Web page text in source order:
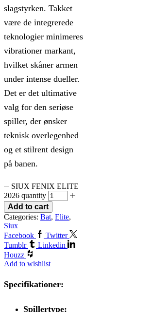
slagstyrken. Takket
være de integrerede
teknologier minimeres
vibrationer markant,
hvilket skåner armen
under intense dueller.
Det er det ultimative
valg for den seriøse
spiller, der ønsker
teknisk overlegenhed
og et stilrent design
på banen.
SIUX FENIX ELITE
2026 quantity
Add to cart
Categories: Bat, Elite,
Siux
Facebook
Twitter
Tumblr
Linkedin
Houzz
Add to wishlist
Specifikationer:
Spillertype: